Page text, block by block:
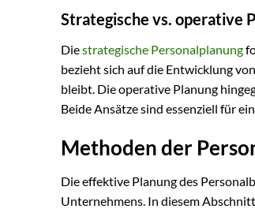
Strategische vs. operative
Diestrategische Personalplanung
bezieht sich auf die Entwicklung
bleibt. Die operative Planung
Beide Ansätze sind essenziell für
Methoden der
Die effektive Planung des
Unternehmens. In diesem